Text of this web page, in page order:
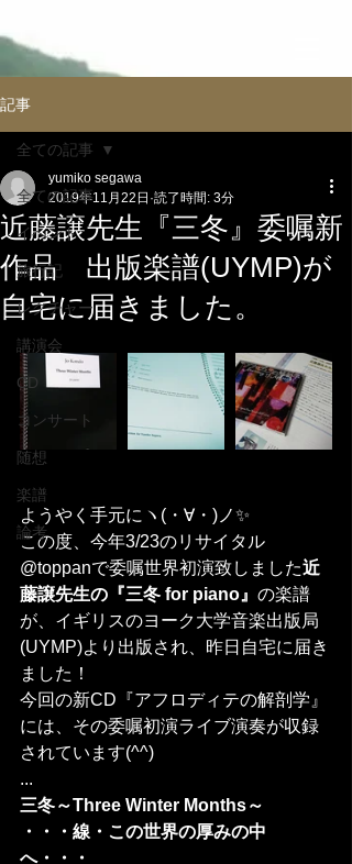
記事
全ての記事
イべント
旅行記
レクチャー
講演会
CD
コンサート
随想
楽譜
論考
全ての記事
近藤譲先生『三冬』委嘱新
作品 出版楽譜(UYMP)が
自宅に届きました。
yumiko segawa
2019年11月22日 読了時間: 3分
ようやく手元にヽ(・∀・)ノ✨
この度、今年3/23のリサイタル
@toppanで委嘱世界初演致しました近
藤譲先生の『三冬 for piano』 の楽譜
が、イギリスのヨーク大学音楽出版局
(UYMP)より出版され、昨日自宅に届き
ました！
今回の新CD『アフロディテの解剖学』
には、その委嘱初演ライブ演奏が収録
されています(^^)
...
三冬～Three Winter Months～
・・・線・この世界の厚みの中
へ・・・